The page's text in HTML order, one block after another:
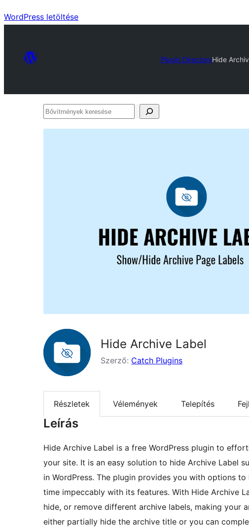
WordPress letöltése
Plugin DirectoryHide
Bővítmények
Hide Archive Label
Szerző: Catch Plugins
Részletek Vélemények Telepítés
Leírás
Hide Archive Label is a free WordPress plugin to
your site. It is an easy solution to hide Archive Label
in WordPress. The plugin provides you with options
time impeccably with its features. With Hide Archive
hide, or remove different archive labels, making your
either partially hide the archive title or you can